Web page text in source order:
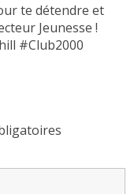
te détendre et
Jeunesse !
#Club2000